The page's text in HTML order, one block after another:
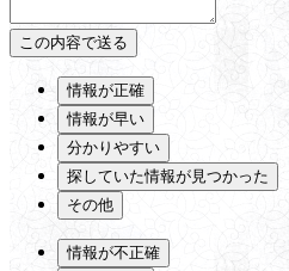
情報が正確
情報が早い
分かりやすい
探していた情報が見つかった
その他
情報が不正確